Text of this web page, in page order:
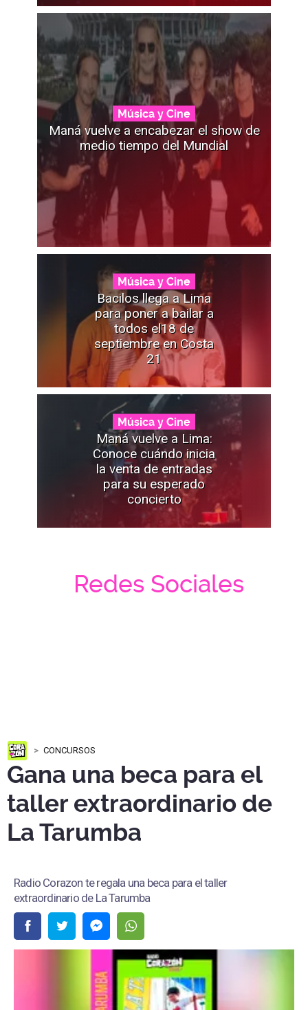
Música y Cine
Maná vuelve a encabezar el show de
medio tiempo del Mundial
Música y Cine
Bacilos llega a Lima
para poner a bailar a
todos el18 de
septiembre en Costa
21
Música y Cine
Maná vuelve a Lima:
Conoce cuándo inicia
la venta de entradas
para su esperado
concierto
Redes Sociales
CONCURSOS
Gana una beca para el
taller extraordinario de
La Tarumba
Radio Corazon te regala una beca para el taller
extraordinario de La Tarumba